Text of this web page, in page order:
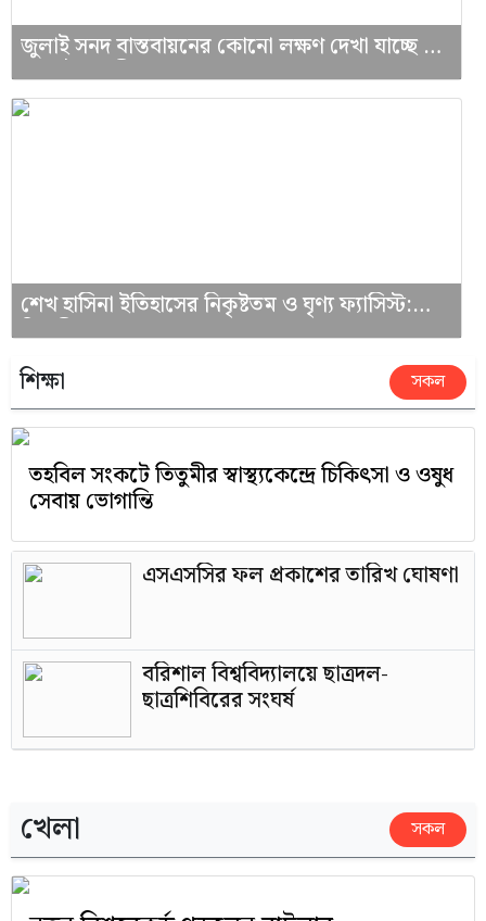
জুলাই সনদ বাস্তবায়নের কোনো লক্ষণ দেখা যাচ্ছে না:
রেজাউল করীম
শেখ হাসিনা ইতিহাসের নিকৃষ্টতম ও ঘৃণ্য ফ্যাসিস্ট:
রিজভী
শিক্ষা সকল
তহবিল সংকটে তিতুমীর স্বাস্থ্যকেন্দ্রে চিকিৎসা ও ওষুধ
সেবায় ভোগান্তি
এসএসসির ফল প্রকাশের তারিখ ঘোষণা
বরিশাল বিশ্ববিদ্যালয়ে ছাত্রদল-
ছাত্রশিবিরের সংঘর্ষ
খেলা সকল